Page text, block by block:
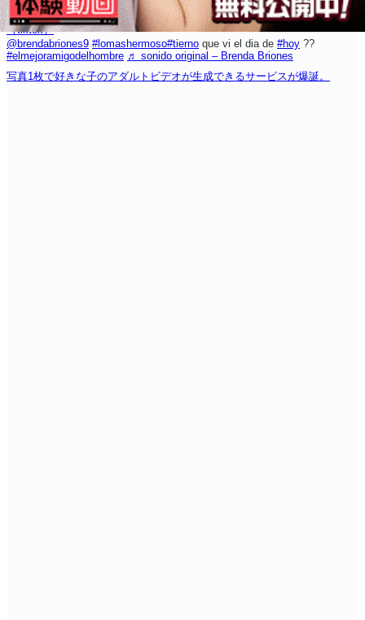
（tiktok）
@brendabriones9 #lomashermoso#tierno que vi el dia de #hoy ??
#elmejoramigodelhombre ♬ sonido original – Brenda Briones
写真1枚で好きな子のアダルトビデオが生成できるサービスが爆誕。